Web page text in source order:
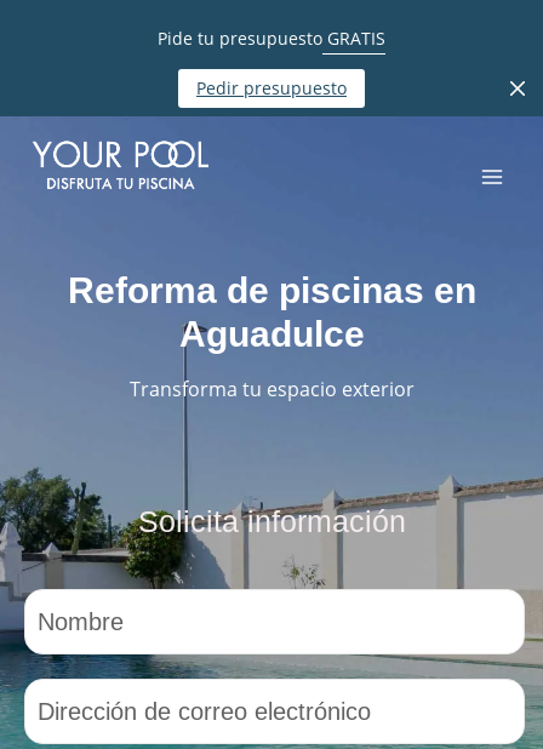
Pide tu presupuesto GRATIS
Pedir presupuesto
Reforma de piscinas en
Aguadulce
Transforma tu espacio exterior
Solicita información